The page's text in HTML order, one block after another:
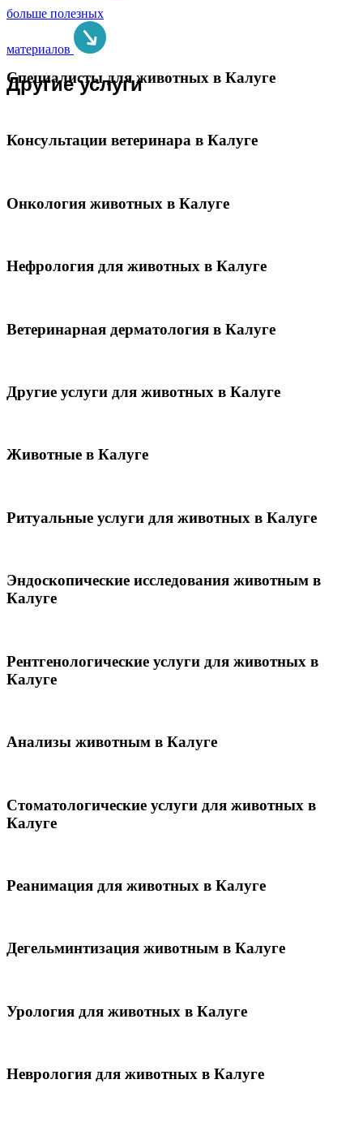
больше полезных
материалов
Другие услуги
Специалисты для животных в Калуге
Консультации ветеринара в Калуге
Онкология животных в Калуге
Нефрология для животных в Калуге
Ветеринарная дерматология в Калуге
Другие услуги для животных в Калуге
Животные в Калуге
Ритуальные услуги для животных в Калуге
Эндоскопические исследования животным в
Калуге
Рентгенологические услуги для животных в
Калуге
Анализы животным в Калуге
Стоматологические услуги для животных в
Калуге
Реанимация для животных в Калуге
Дегельминтизация животным в Калуге
Урология для животных в Калуге
Неврология для животных в Калуге